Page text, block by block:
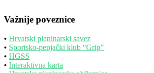
Važnije poveznice
• Hrvatski planinarski savez
• Sportsko-penjački klub “Grip”
• HGSS
• Interaktivna karta